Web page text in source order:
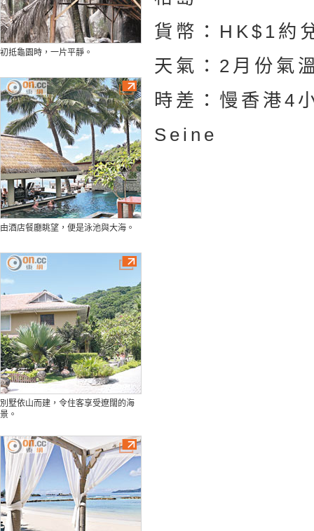
初抵龜園時，一片平靜。
由酒店餐廳眺望，便是泳池與大海。
別墅依山而建，令住客享受遼闊的海
景。
貨幣：HK$1約
天氣：2月份
時差：慢香港4
Seine